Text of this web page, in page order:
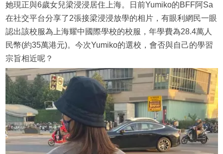
她現正與6歲女兒梁浸浸居住上海。日前Yumiko的BFF阿Sa
在社交平台分享了2張接梁浸浸放學的相片，有眼利網民一眼
認出該校服為上海耀中國際學校的校服，年學費為28.4萬人
民幣(約35萬港元)。今次Yumiko的選校，會否與自己的學習
宗旨相近呢？